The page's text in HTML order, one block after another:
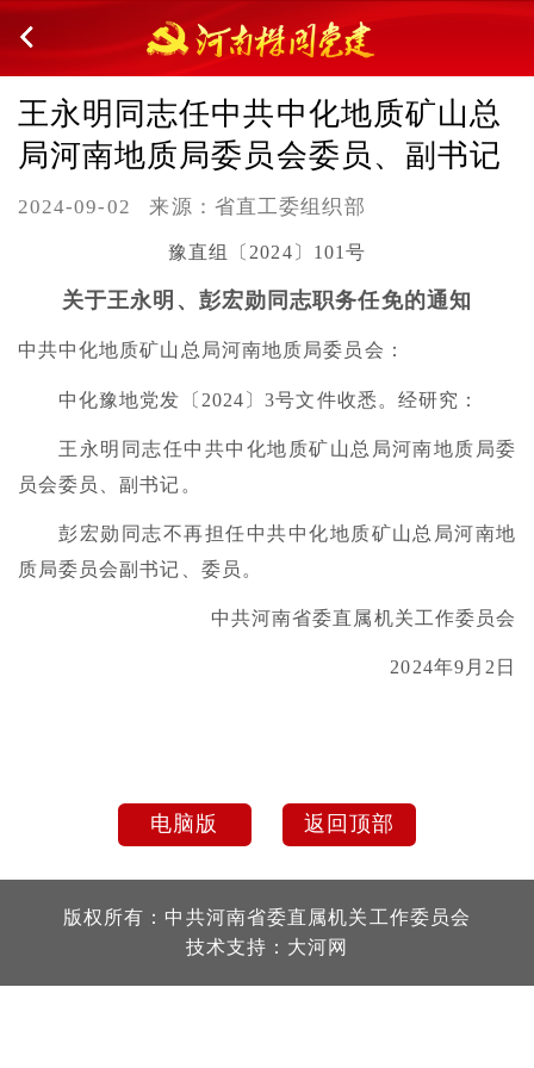
王永明同志任中共中化地质矿山总
局河南地质局委员会委员、副书记
2024-09-02 来源：省直工委组织部
豫直组〔2024〕101号
关于王永明、彭宏勋同志职务任免的通知
中共中化地质矿山总局河南地质局委员会：
中化豫地党发〔2024〕3号文件收悉。经研究：
王永明同志任中共中化地质矿山总局河南地质局委
员会委员、副书记。
彭宏勋同志不再担任中共中化地质矿山总局河南地
质局委员会副书记、委员。
中共河南省委直属机关工作委员会
2024年9月2日
电脑版 返回顶部
版权所有：中共河南省委直属机关工作委员会
技术支持： 大河网